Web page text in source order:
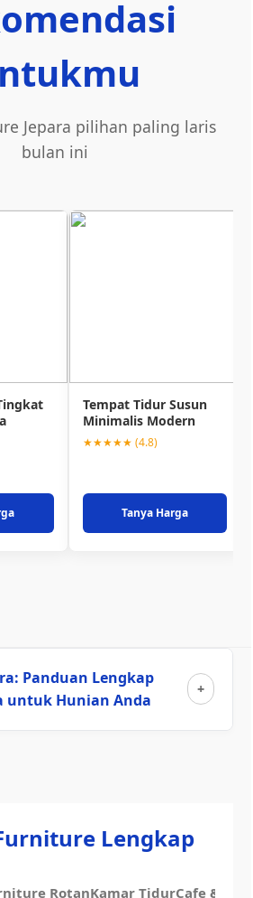
Jepara pilihan paling laris
bulan ini
Tempat Tidur Susun
Minimalis Modern
★★★★★ (4.8)
Tanya Harga
Panduan Lengkap
untuk Hunian Anda
Lengkap
RotanKamar TidurCafe &